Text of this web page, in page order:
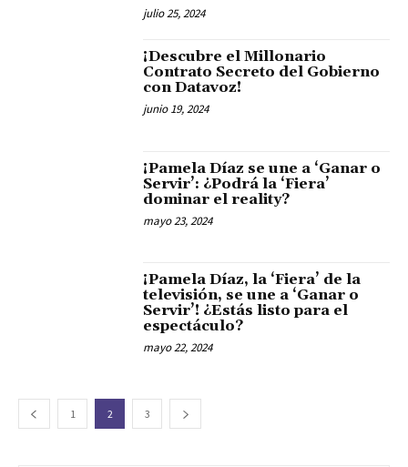
julio 25, 2024
¡Descubre el Millonario
Contrato Secreto del Gobierno
con Datavoz!
junio 19, 2024
¡Pamela Díaz se une a ‘Ganar o
Servir’: ¿Podrá la ‘Fiera’
dominar el reality?
mayo 23, 2024
¡Pamela Díaz, la ‘Fiera’ de la
televisión, se une a ‘Ganar o
Servir’! ¿Estás listo para el
espectáculo?
mayo 22, 2024
1 2 3